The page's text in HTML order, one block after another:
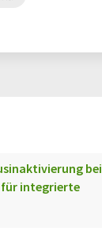
bei
für integrierte